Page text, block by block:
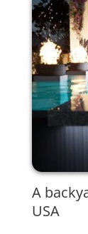
A
USA